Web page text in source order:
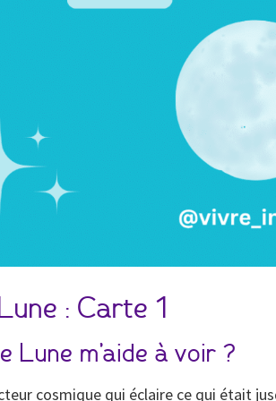
: Carte 1
Lune m’aide à voir ?
cosmique qui éclaire ce qui était